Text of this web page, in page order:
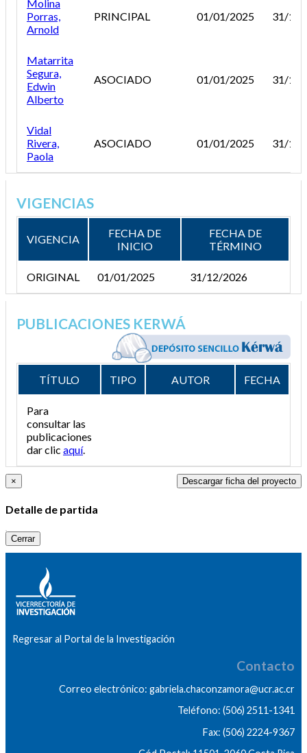
Molina
Porras,
Arnold
PRINCIPAL 01/01/2025 31/12/
Matarrita
Segura,
Edwin
Alberto
ASOCIADO 01/01/2025 31/12/
Vidal
Rivera,
Paola
ASOCIADO 01/01/2025 31/12/
VIGENCIAS
VIGENCIA
FECHA DE
INICIO
FECHA DE
TÉRMINO
ORIGINAL 01/01/2025 31/12/2026
PUBLICACIONES KERWÁ
TÍTULO TIPO AUTOR FECHA
Para
consultar las
publicaciones
dar clic aquí.
Descargar ficha del proyecto
×
Detalle de partida
Cerrar
Regresar al Portal de la Investigación
Contacto
Correo electrónico: gabriela.chaconzamora@ucr.ac.cr
Teléfono: (506) 2511-1341
Fax: (506) 2224-9367